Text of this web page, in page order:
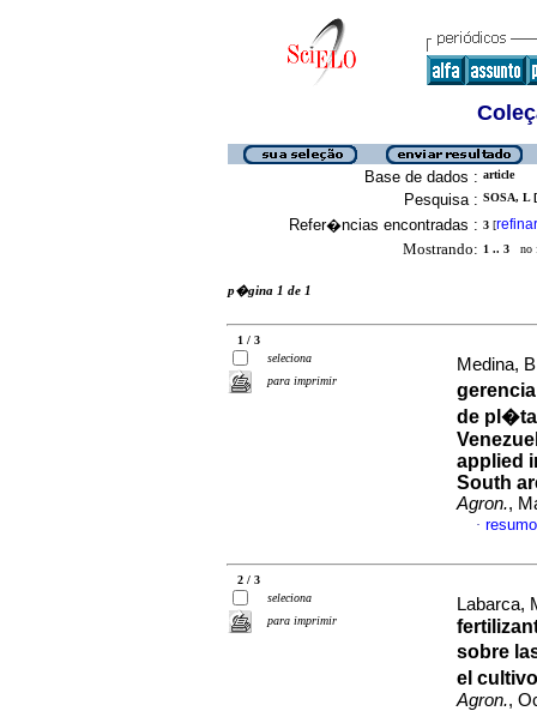
Base de dados : article
Pesquisa : SOSA, L
Refer�ncias encontradas : 3 [refinar
Mostrando: 1 .. 3 no
p�gina 1 de 1
1 / 3
seleciona
para imprimir
Medina,
de
applied
South
Agron.,
·
2 / 3
seleciona
para imprimir
Labarca,
sobre
el
Agron.,